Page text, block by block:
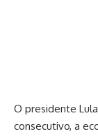
O presidente
consecutivo, a